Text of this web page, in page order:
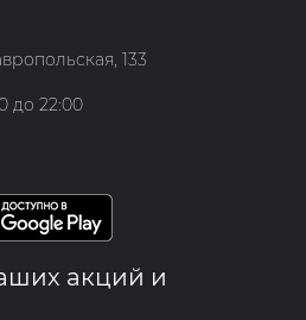
133
до 22:00
акций и